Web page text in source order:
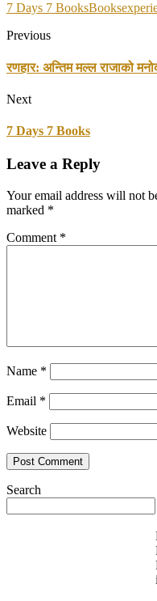
7 Days 7 BooksBooks
Previous
रणहार: अन्तिम मल्ल राजाको
Next
7 Days 7 Books
Leave a Reply
Your email address will not
marked *
Comment *
Name *
Email *
Website
Search